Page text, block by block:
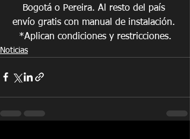
Bogotá o Pereira. Al resto del país
envío gratis con manual de instalación.
*Aplican condiciones y restricciones.
Noticias